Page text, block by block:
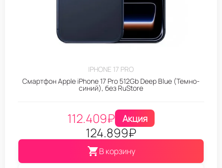
IPHONE 17 PRO
Смартфон Apple iPhone 17 Pro 512Gb Deep Blue (Темно-
синий), без RuStore
112.409₽ Акция
124.899₽
В корзину